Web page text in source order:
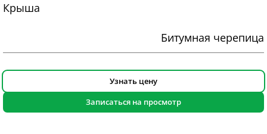
Крыша
Битумная черепица
Узнать цену
Записаться на просмотр